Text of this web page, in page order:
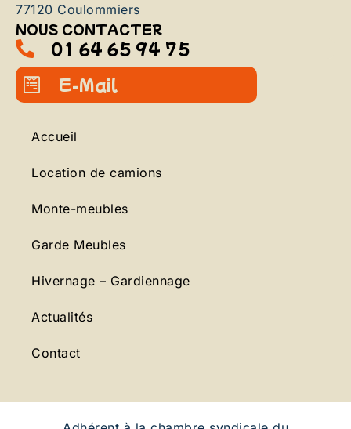
77120 Coulommiers
NOUS CONTACTER
01 64 65 94 75
E-Mail
Accueil
Location de camions
Monte-meubles
Garde Meubles
Hivernage – Gardiennage
Actualités
Contact